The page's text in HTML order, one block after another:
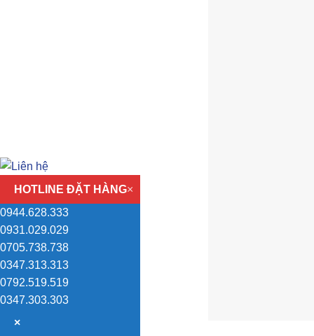
HOTLINE ĐẶT HÀNG×
0944.628.333
0931.029.029
0705.738.738
0347.313.313
0792.519.519
0347.303.303
×